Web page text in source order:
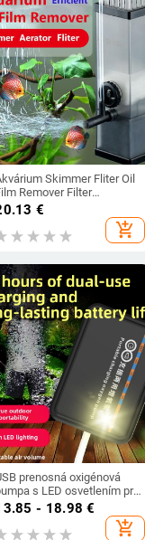
Skimmer Fliter Oil
Remover Filter
čerpadlo 300L/H
Povrchová voda Čistená
prietok
€
add_shopping_cart
prenosná oxigénová
s LED osvetlením pre
(Nie je dovážaná · Iný
región · Cezhraničný export:
- 18.98 €
add_shopping_cart